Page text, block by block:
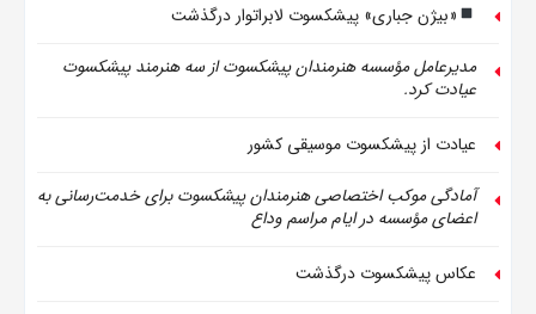
«بیژن جباری» پیشکسوت لابراتوار درگذشت
مدیرعامل مؤسسه هنرمندان پیشکسوت از سه هنرمند پیشکسوت
عیادت کرد.
عیادت از پیشکسوت موسیقی کشور
آمادگی موکب اختصاصی هنرمندان پیشکسوت برای خدمت‌رسانی به
اعضای مؤسسه در ایام مراسم وداع
عکاس پیشکسوت درگذشت